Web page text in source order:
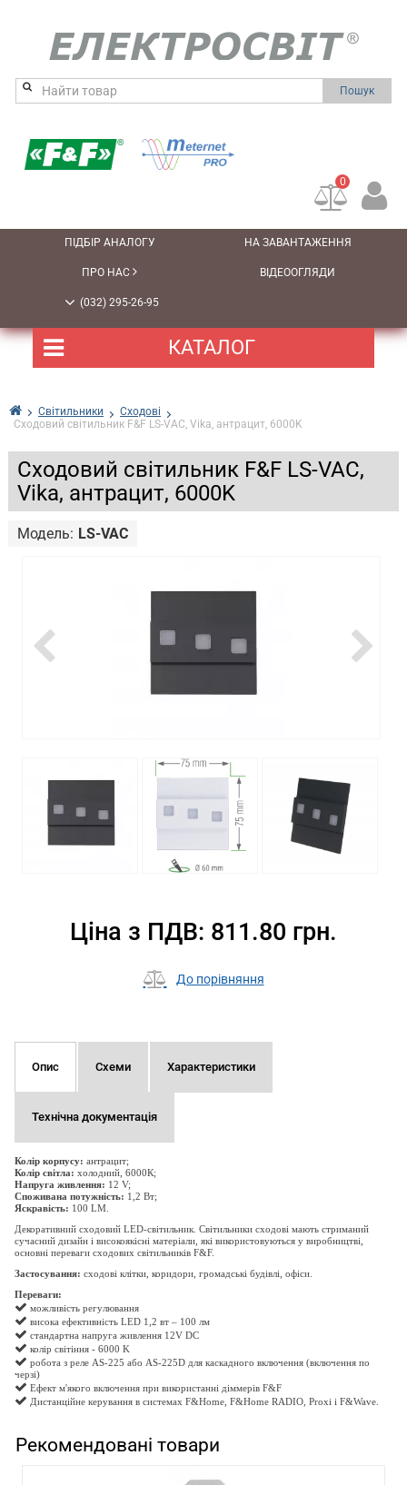
Пошук
0
КАТАЛОГ
ПІДБІР АНАЛОГУ НА ЗАВАНТАЖЕННЯ
ПРО НАС ВІДЕООГЛЯДИ
(032) 295-26-95
Світильники
Сходові
Сходовий світильник F&F LS-VAC, Vika, антрацит, 6000K
Сходовий світильник F&F LS-VAC,
Vika, антрацит, 6000K
Модель: LS-VAC
Ціна з ПДВ: 811.80 грн.
До порівняння
Опис Схеми Характеристики
Технічна документація
Колір корпусу: антрацит;
Колір світла: холодний, 6000К;
Напруга живлення: 12 V;
Споживана потужність: 1,2 Вт;
Яскравість: 100 LM.
Декоративний сходовий LED-світильник. Світильники сходові мають стриманий
сучасний дизайн і високоякісні матеріали, які використовуються у виробництві,
основні переваги сходових світильників F&F.
Застосування: сходові клітки, коридори, громадські будівлі, офіси.
Переваги:
можливість регулювання
висока ефективність LED 1,2 вт – 100 лм
стандартна напруга живлення 12V DC
колір світіння - 6000 K
робота з реле AS-225 або AS-225D для каскадного включення (включення по
черзі)
Ефект м'якого включення при використанні діммерів F&F
Дистанційне керування в системах F&Home, F&Home RADIO, Proxi і F&Wave.
Рекомендовані товари